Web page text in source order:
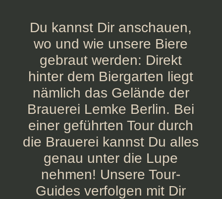
Du kannst Dir anschauen,
wo und wie unsere Biere
gebraut werden: Direkt
hinter dem Biergarten liegt
nämlich das Gelände der
Brauerei Lemke Berlin. Bei
einer geführten Tour durch
die Brauerei kannst Du alles
genau unter die Lupe
nehmen! Unsere Tour-
Guides verfolgen mit Dir